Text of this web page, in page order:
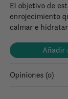
El objetivo de
enrojecimiento
calmar e
Añadir
Opiniones (0)